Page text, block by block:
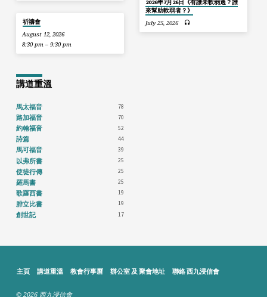
祈禱會
August 12, 2026
8:30 pm – 9:30 pm
2026年7月26日《有誰未軟弱過？誰
來幫助軟弱者？》
July 25, 2026
講道重溫
馬太福音 78
路加福音 70
約翰福音 52
詩篇 44
馬可福音 39
以弗所書 25
使徒行傳 25
羅馬書 25
歌羅西書 19
腓立比書 19
創世記 17
主頁 講道重溫 教會行事曆 辦公室 及 聚會地址 聯絡 西九浸信會
© 2026 西九浸信會